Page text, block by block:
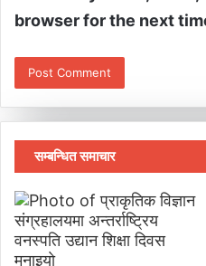
browser for the next
सम्बन्धित समाचार